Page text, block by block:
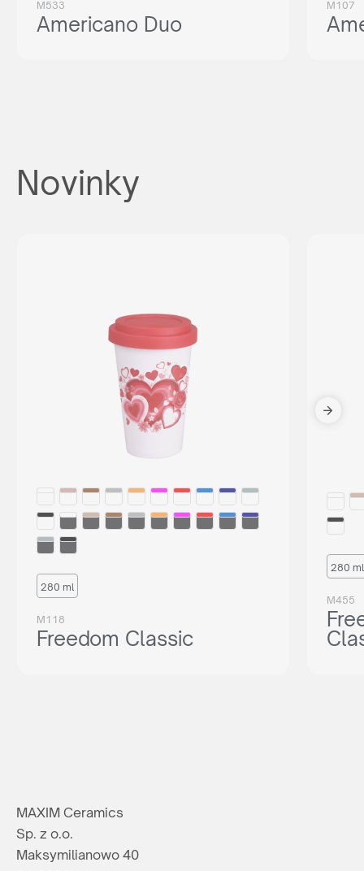
M533
Americano Duo
M107
Novinky
280 ml
M118
Freedom Classic
280 ml
M455
MAXIM Ceramics
Sp. z o.o.
Maksymilianowo 40